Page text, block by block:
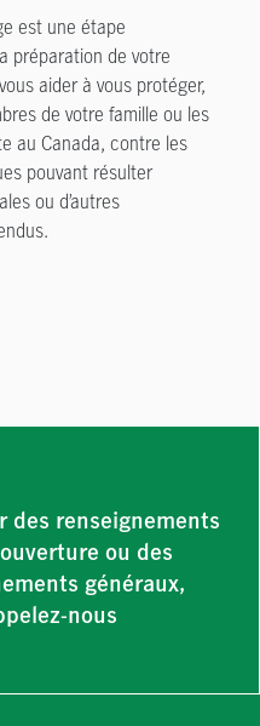
est une étape
préparation de votre
aider à vous protéger,
de votre famille ou les
au Canada, contre les
pouvant résulter
ou d’autres
des renseignements
ou des
généraux,
nous